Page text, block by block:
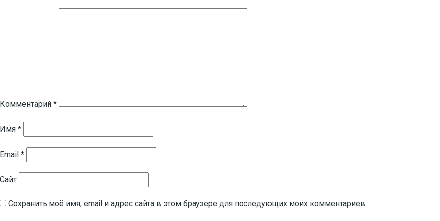
Комментарий *
Имя *
Email *
Сайт
Сохранить моё имя, email и адрес сайта в этом браузере для последующих моих комментариев.